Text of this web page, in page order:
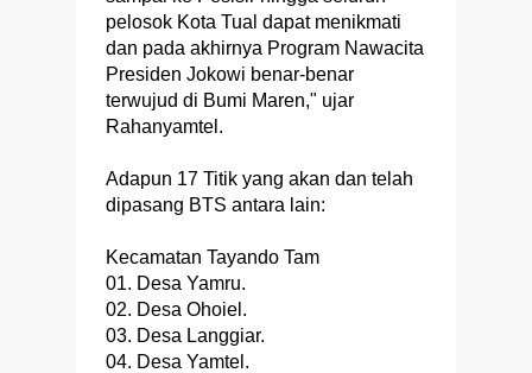
pelosok Kota Tual dapat menikmati
dan pada akhirnya Program Nawacita
Presiden Jokowi benar-benar
terwujud di Bumi Maren," ujar
Rahanyamtel.
Adapun 17 Titik yang akan dan telah
dipasang BTS antara lain:
Kecamatan Tayando Tam
01. Desa Yamru.
02. Desa Ohoiel.
03. Desa Langgiar.
04. Desa Yamtel.